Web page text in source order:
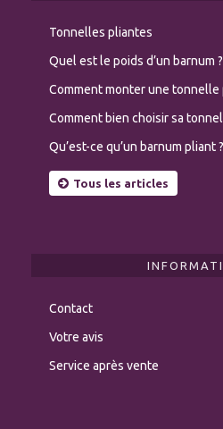
Tonnelles pliantes
Quel est le poids d’un barnum ?
Comment monter une tonnelle
Comment bien choisir sa
Qu’est-ce qu’un barnum pliant ?
Tous les articles
Contact
Votre avis
Service après vente